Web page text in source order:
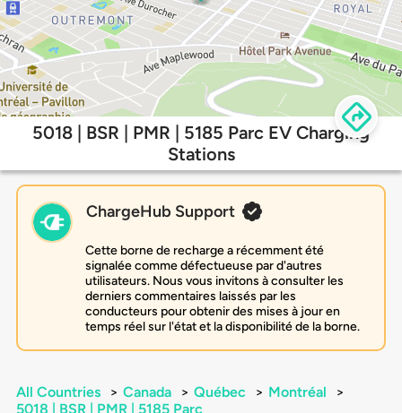
5018 | BSR | PMR | 5185 Parc EV Charging
Stations
ChargeHub Support
Cette borne de recharge a récemment été
signalée comme défectueuse par d'autres
utilisateurs. Nous vous invitons à consulter les
derniers commentaires laissés par les
conducteurs pour obtenir des mises à jour en
temps réel sur l'état et la disponibilité de la borne.
All Countries > Canada > Québec > Montréal
>
5018 | BSR | PMR | 5185 Parc